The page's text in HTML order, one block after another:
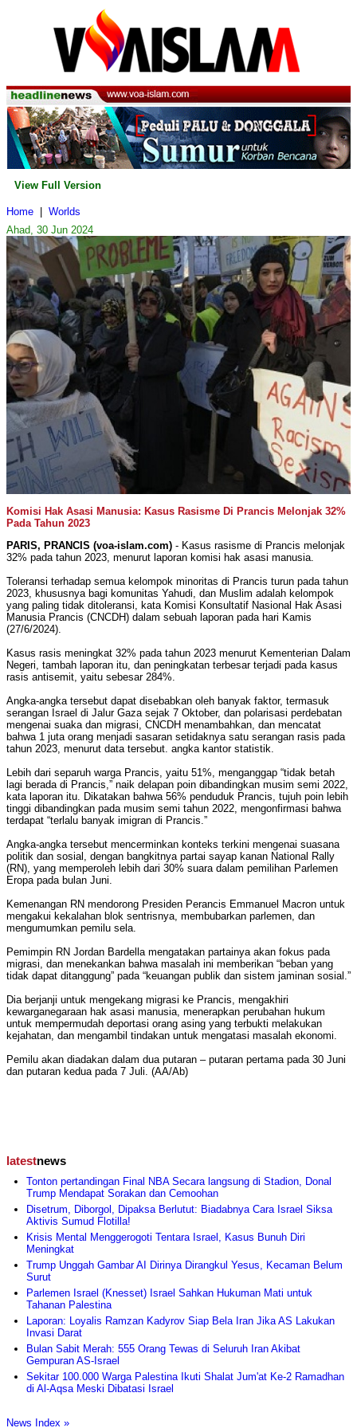
View Full Version
Home
Worlds
Ahad, 30 Jun 2024
Komisi Hak Asasi Manusia: Kasus Rasisme Di Prancis Melonjak 32%
Pada Tahun 2023
PARIS, PRANCIS (voa-islam.com) - Kasus rasisme di Prancis melonjak
32% pada tahun 2023, menurut laporan komisi hak asasi manusia.
Toleransi terhadap semua kelompok minoritas di Prancis turun pada tahun
2023, khususnya bagi komunitas Yahudi, dan Muslim adalah kelompok
yang paling tidak ditoleransi, kata Komisi Konsultatif Nasional Hak Asasi
Manusia Prancis (CNCDH) dalam sebuah laporan pada hari Kamis
(27/6/2024).
Kasus rasis meningkat 32% pada tahun 2023 menurut Kementerian Dalam
Negeri, tambah laporan itu, dan peningkatan terbesar terjadi pada kasus
rasis antisemit, yaitu sebesar 284%.
Angka-angka tersebut dapat disebabkan oleh banyak faktor, termasuk
serangan Israel di Jalur Gaza sejak 7 Oktober, dan polarisasi perdebatan
mengenai suaka dan migrasi, CNCDH menambahkan, dan mencatat
bahwa 1 juta orang menjadi sasaran setidaknya satu serangan rasis pada
tahun 2023, menurut data tersebut. angka kantor statistik.
Lebih dari separuh warga Prancis, yaitu 51%, menganggap “tidak betah
lagi berada di Prancis,” naik delapan poin dibandingkan musim semi 2022,
kata laporan itu. Dikatakan bahwa 56% penduduk Prancis, tujuh poin lebih
tinggi dibandingkan pada musim semi tahun 2022, mengonfirmasi bahwa
terdapat “terlalu banyak imigran di Prancis.”
Angka-angka tersebut mencerminkan konteks terkini mengenai suasana
politik dan sosial, dengan bangkitnya partai sayap kanan National Rally
(RN), yang memperoleh lebih dari 30% suara dalam pemilihan Parlemen
Eropa pada bulan Juni.
Kemenangan RN mendorong Presiden Perancis Emmanuel Macron untuk
mengakui kekalahan blok sentrisnya, membubarkan parlemen, dan
mengumumkan pemilu sela.
Pemimpin RN Jordan Bardella mengatakan partainya akan fokus pada
migrasi, dan menekankan bahwa masalah ini memberikan “beban yang
tidak dapat ditanggung” pada “keuangan publik dan sistem jaminan sosial.”
Dia berjanji untuk mengekang migrasi ke Prancis, mengakhiri
kewarganegaraan hak asasi manusia, menerapkan perubahan hukum
untuk mempermudah deportasi orang asing yang terbukti melakukan
kejahatan, dan mengambil tindakan untuk mengatasi masalah ekonomi.
Pemilu akan diadakan dalam dua putaran – putaran pertama pada 30 Juni
dan putaran kedua pada 7 Juli. (AA/Ab)
latestnews
Tonton pertandingan Final NBA Secara langsung di Stadion, Donal
Trump Mendapat Sorakan dan Cemoohan
Disetrum, Diborgol, Dipaksa Berlutut: Biadabnya Cara Israel Siksa
Aktivis Sumud Flotilla!
Krisis Mental Menggerogoti Tentara Israel, Kasus Bunuh Diri
Meningkat
Trump Unggah Gambar AI Dirinya Dirangkul Yesus, Kecaman Belum
Surut
Parlemen Israel (Knesset) Israel Sahkan Hukuman Mati untuk
Tahanan Palestina
Laporan: Loyalis Ramzan Kadyrov Siap Bela Iran Jika AS Lakukan
Invasi Darat
Bulan Sabit Merah: 555 Orang Tewas di Seluruh Iran Akibat
Gempuran AS-Israel
Sekitar 100.000 Warga Palestina Ikuti Shalat Jum'at Ke-2 Ramadhan
di Al-Aqsa Meski Dibatasi Israel
News Index »